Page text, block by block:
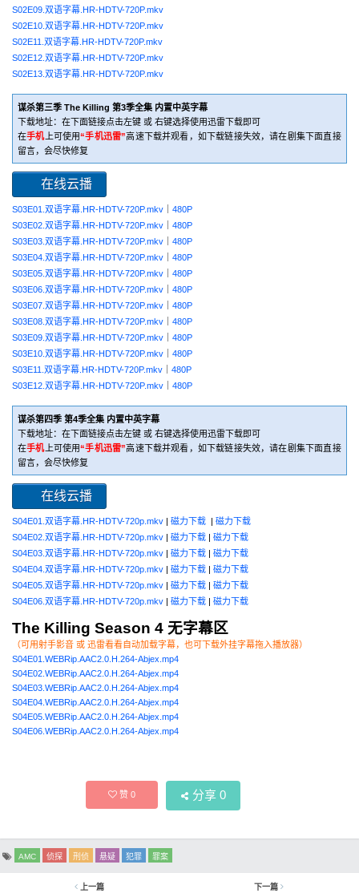
S02E09.双语字幕.HR-HDTV-720P.mkv
S02E10.双语字幕.HR-HDTV-720P.mkv
S02E11.双语字幕.HR-HDTV-720P.mkv
S02E12.双语字幕.HR-HDTV-720P.mkv
S02E13.双语字幕.HR-HDTV-720P.mkv
谋杀第三季 The Killing 第3季全集 内置中英字幕
下载地址：在下面链接点击左键 或 右键选择使用迅雷下载即可
在手机上可使用“手机迅雷”高速下载并观看，如下载链接失效，请在剧集下面直接
留言，会尽快修复
在线云播
S03E01.双语字幕.HR-HDTV-720P.mkv
480P
S03E02.双语字幕.HR-HDTV-720P.mkv
480P
S03E03.双语字幕.HR-HDTV-720P.mkv
480P
S03E04.双语字幕.HR-HDTV-720P.mkv
480P
S03E05.双语字幕.HR-HDTV-720P.mkv
480P
S03E06.双语字幕.HR-HDTV-720P.mkv
480P
S03E07.双语字幕.HR-HDTV-720P.mkv
480P
S03E08.双语字幕.HR-HDTV-720P.mkv
480P
S03E09.双语字幕.HR-HDTV-720P.mkv
480P
S03E10.双语字幕.HR-HDTV-720P.mkv
480P
S03E11.双语字幕.HR-HDTV-720P.mkv
480P
S03E12.双语字幕.HR-HDTV-720P.mkv
480P
谋杀第四季 第4季全集 内置中英字幕
下载地址：在下面链接点击左键 或 右键选择使用迅雷下载即可
在手机上可使用“手机迅雷”高速下载并观看，如下载链接失效，请在剧集下面直接
留言，会尽快修复
在线云播
S04E01.双语字幕.HR-HDTV-720p.mkv | 磁力下载 | 磁力下载
S04E02.双语字幕.HR-HDTV-720p.mkv | 磁力下载 | 磁力下载
S04E03.双语字幕.HR-HDTV-720p.mkv | 磁力下载 | 磁力下载
S04E04.双语字幕.HR-HDTV-720p.mkv | 磁力下载 | 磁力下载
S04E05.双语字幕.HR-HDTV-720p.mkv | 磁力下载 | 磁力下载
S04E06.双语字幕.HR-HDTV-720p.mkv | 磁力下载 | 磁力下载
The Killing Season 4 无字幕区
（可用射手影音 或 迅雷看看自动加载字幕，也可下载外挂字幕拖入播放器）
S04E01.WEBRip.AAC2.0.H.264-Abjex.mp4
S04E02.WEBRip.AAC2.0.H.264-Abjex.mp4
S04E03.WEBRip.AAC2.0.H.264-Abjex.mp4
S04E04.WEBRip.AAC2.0.H.264-Abjex.mp4
S04E05.WEBRip.AAC2.0.H.264-Abjex.mp4
S04E06.WEBRip.AAC2.0.H.264-Abjex.mp4
赞0 分享 0
AMC 侦探 刑侦 悬疑 犯罪 罪案
上一篇
下一篇